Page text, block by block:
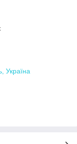
Україна